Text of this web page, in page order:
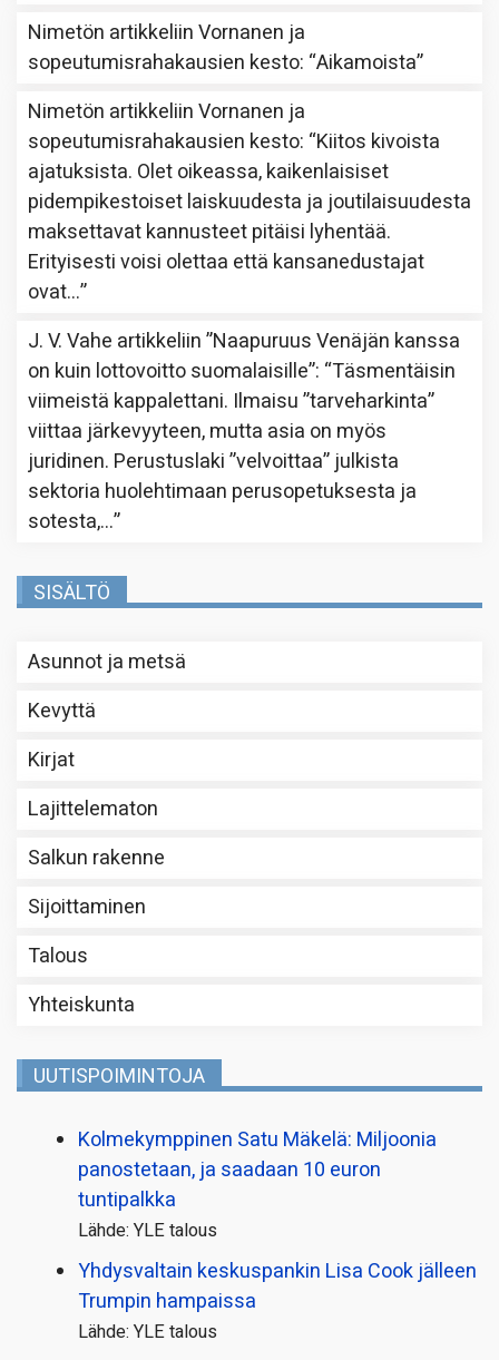
Nimetön artikkeliinVornanen ja
sopeutumisrahakausien kesto: “Aikamoista”
Nimetön artikkeliinVornanen ja
sopeutumisrahakausien kesto: “Kiitos kivoista
ajatuksista. Olet oikeassa, kaikenlaisiset
pidempikestoiset laiskuudesta ja joutilaisuudesta
maksettavat kannusteet pitäisi lyhentää.
Erityisesti voisi olettaa että kansanedustajat
ovat…”
J. V. Vahe artikkeliin”Naapuruus Venäjän kanssa
on kuin lottovoitto suomalaisille”: “Täsmentäisin
viimeistä kappalettani. Ilmaisu ”tarveharkinta”
viittaa järkevyyteen, mutta asia on myös
juridinen. Perustuslaki ”velvoittaa” julkista
sektoria huolehtimaan perusopetuksesta ja
sotesta,…”
SISÄLTÖ
Asunnot ja metsä
Kevyttä
Kirjat
Lajittelematon
Salkun rakenne
Sijoittaminen
Talous
Yhteiskunta
UUTISPOIMINTOJA
Kolmekymppinen Satu Mäkelä: Miljoonia
panostetaan, ja saadaan 10 euron
tuntipalkka
Lähde: YLE talous
Yhdysvaltain keskuspankin Lisa Cook jälleen
Trumpin hampaissa
Lähde: YLE talous